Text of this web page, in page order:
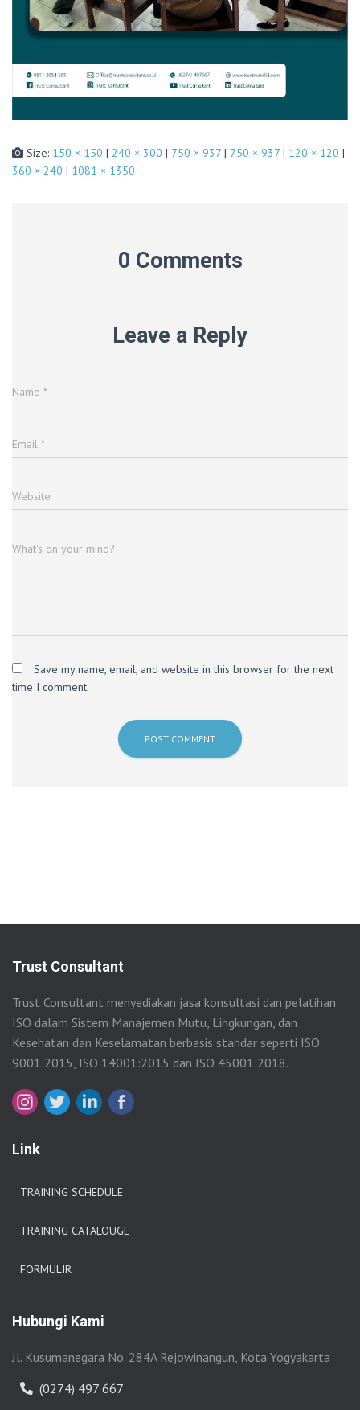
Size: 150 × 150 | 240 × 300 | 750 × 937 | 750 × 937 | 120 × 120 |
360 × 240 | 1081 × 1350
0 Comments
Leave a Reply
Name *
Email *
Website
What's on your mind?
Save my name, email, and website in this browser for the next
time I comment.
Trust Consultant
Trust Consultant menyediakan jasa konsultasi dan pelatihan
ISO dalam Sistem Manajemen Mutu, Lingkungan, dan
Kesehatan dan Keselamatan berbasis standar seperti ISO
9001:2015, ISO 14001:2015 dan ISO 45001:2018.
Link
TRAINING SCHEDULE
TRAINING CATALOUGE
FORMULIR
Hubungi Kami
Jl. Kusumanegara No. 284A Rejowinangun, Kota Yogyakarta
(0274) 497 667